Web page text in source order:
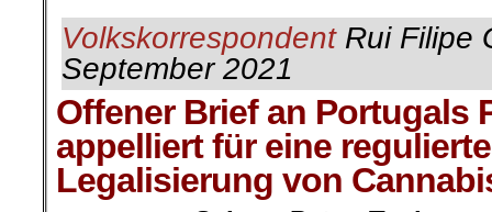
VolkskorrespondentRui Filipe
September 2021
Offener Brief an Portugals
appelliert für eine regulierte
Legalisierung von